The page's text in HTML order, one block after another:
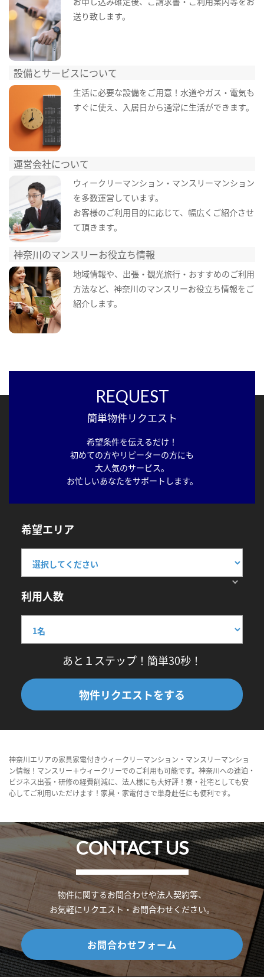
送り致します。
設備とサービスについて
生活に必要な設備をご用意！水道やガス・電気も
すぐに使え、入居日から通常に生活ができます。
運営会社について
ウィークリーマンション・マンスリーマンション
を多数運営しています。
お客様のご利用目的に応じて、幅広くご紹介させ
て頂きます。
神奈川のマンスリーお役立ち情報
地域情報や、出張・観光旅行・おすすめのご利用
方法など、神奈川のマンスリーお役立ち情報をご
紹介します。
REQUEST
簡単物件リクエスト
希望条件を伝えるだけ！
初めての方やリピーターの方にも
大人気のサービス。
お忙しいあなたをサポートします。
希望エリア
利用人数
あと１ステップ！簡単30秒！
物件リクエストをする
神奈川エリアの家具家電付きウィークリーマンション・マンスリーマンショ
ン情報！マンスリー＋ウィークリーでのご利用も可能です。神奈川への連泊・
ビジネス出張・研修の経費削減に、法人様にも大好評！寮・社宅としても安
心してご利用いただけます！家具・家電付きで単身赴任にも便利です。
CONTACT US
物件に関するお問合わせや法人契約等、
お気軽にリクエスト・お問合わせください。
お問合わせフォーム